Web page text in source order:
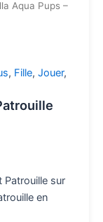
Aqua Pups –
, Fille, Jouer,
Patrouille sur
en